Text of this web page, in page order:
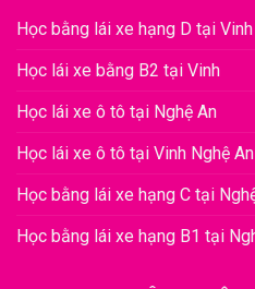
Học bằng lái xe hạng D tại Vinh
Học lái xe bằng B2 tại Vinh
Học lái xe ô tô tại Nghệ An
Học lái xe ô tô tại Vinh Nghệ An
Học bằng lái xe hạng C tại
Học bằng lái xe hạng B1 tại